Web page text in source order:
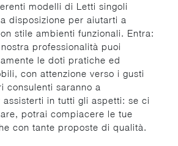
modelli di Letti singoli
disposizione per aiutarti a
stile ambienti funzionali. Entra:
professionalità puoi
le doti pratiche ed
con attenzione verso i gusti
consulenti saranno a
assisterti in tutti gli aspetti: se ci
potrai compiacere le tue
con tante proposte di qualità.